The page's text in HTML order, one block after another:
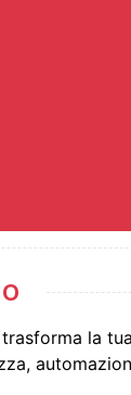
trasforma la